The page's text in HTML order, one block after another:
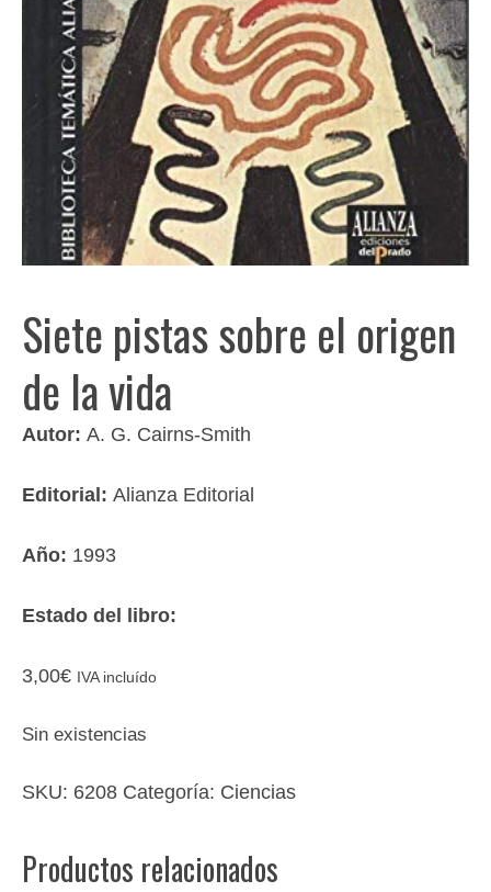
Siete pistas sobre el origen
de la vida
Autor: A. G. Cairns-Smith
Editorial: Alianza Editorial
Año: 1993
Estado del libro:
3,00€ IVA incluído
Sin existencias
SKU: 6208 Categoría: Ciencias
Productos relacionados